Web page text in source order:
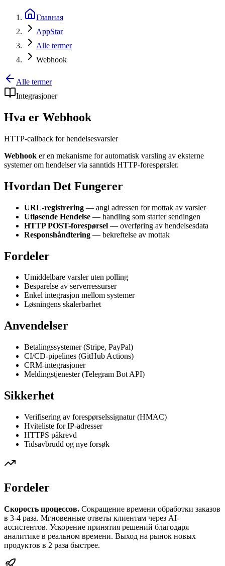
Главная
AppStar
Alle termer
Webhook
Alle termer
Integrasjoner
Hva er Webhook
HTTP-callback for hendelsesvarsler
Webhook er en mekanisme for automatisk varsling av eksterne
systemer om hendelser via sanntids HTTP-forespørsler.
Hvordan Det Fungerer
URL-registrering — angi adressen for mottak av varsler
Utløsende Hendelse — handling som starter sendingen
HTTP POST-forespørsel — overføring av hendelsesdata
Responshåndtering — bekreftelse av mottak
Fordeler
Umiddelbare varsler uten polling
Besparelse av serverressurser
Enkel integrasjon mellom systemer
Løsningens skalerbarhet
Anvendelser
Betalingssystemer (Stripe, PayPal)
CI/CD-pipelines (GitHub Actions)
CRM-integrasjoner
Meldingstjenester (Telegram Bot API)
Sikkerhet
Verifisering av forespørselssignatur (HMAC)
Hviteliste for IP-adresser
HTTPS påkrevd
Tidsavbrudd og nye forsøk
Fordeler
Скорость процессов. Сокращение времени обработки заказов
в 3-4 раза. Мгновенные ответы клиентам через AI-
ассистентов. Ускорение принятия решений благодаря
аналитике в реальном времени. Выход на рынок новых
продуктов в 2 раза быстрее.